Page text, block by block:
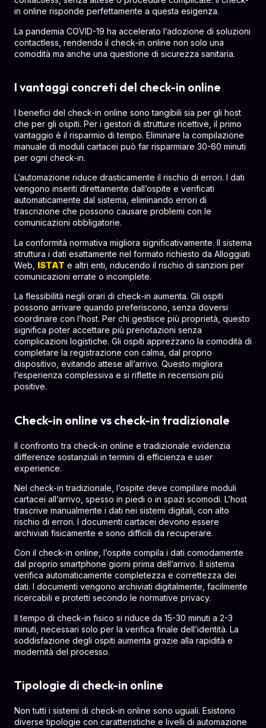
in online risponde perfettamente a questa esigenza.
La pandemia COVID-19 ha accelerato l’adozione di soluzioni
contactless, rendendo il check-in online non solo una
comodità ma anche una questione di sicurezza sanitaria.
I vantaggi concreti del check-in online
I benefici del check-in online sono tangibili sia per gli host
che per gli ospiti. Per i gestori di strutture ricettive, il primo
vantaggio è il risparmio di tempo. Eliminare la compilazione
manuale di moduli cartacei può far risparmiare 30-60 minuti
per ogni check-in.
L’automazione riduce drasticamente il rischio di errori. I dati
vengono inseriti direttamente dall’ospite e verificati
automaticamente dal sistema, eliminando errori di
trascrizione che possono causare problemi con le
comunicazioni obbligatorie.
La conformità normativa migliora significativamente. Il sistema
struttura i dati esattamente nel formato richiesto da Alloggiati
Web, ISTAT e altri enti, riducendo il rischio di sanzioni per
comunicazioni errate o incomplete.
La flessibilità negli orari di check-in aumenta. Gli ospiti
possono arrivare quando preferiscono, senza doversi
coordinare con l’host. Per chi gestisce più proprietà, questo
significa poter accettare più prenotazioni senza
complicazioni logistiche. Gli ospiti apprezzano la comodità di
completare la registrazione con calma, dal proprio
dispositivo, evitando attese all’arrivo. Questo migliora
l’esperienza complessiva e si riflette in recensioni più
positive.
Check-in online vs check-in tradizionale
Il confronto tra check-in online e tradizionale evidenzia
differenze sostanziali in termini di efficienza e user
experience.
Nel check-in tradizionale, l’ospite deve compilare moduli
cartacei all’arrivo, spesso in piedi o in spazi scomodi. L’host
trascrive manualmente i dati nei sistemi digitali, con alto
rischio di errori. I documenti cartacei devono essere
archiviati fisicamente e sono difficili da recuperare.
Con il check-in online, l’ospite compila i dati comodamente
dal proprio smartphone giorni prima dell’arrivo. Il sistema
verifica automaticamente completezza e correttezza dei
dati. I documenti vengono archiviati digitalmente, facilmente
ricercabili e protetti secondo le normative privacy.
Il tempo di check-in fisico si riduce da 15-30 minuti a 2-3
minuti, necessari solo per la verifica finale dell’identità. La
soddisfazione degli ospiti aumenta grazie alla rapidità e
modernità del processo.
Tipologie di check-in online
Non tutti i sistemi di check-in online sono uguali. Esistono
diverse tipologie con caratteristiche e livelli di automazione